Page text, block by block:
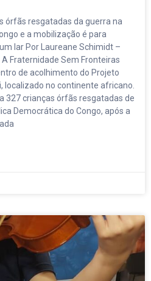
órfãs resgatadas da guerra na
e a mobilização é para
lar Por Laureane Schimidt –
Fraternidade Sem Fronteiras
de acolhimento do Projeto
localizado no continente africano.
327 crianças órfãs resgatadas de
Democrática do Congo, após a